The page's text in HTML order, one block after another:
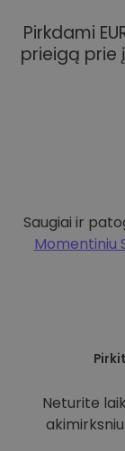
Pirkdami
prieigą prie
Saugiai ir
Momentiniu
Neturite